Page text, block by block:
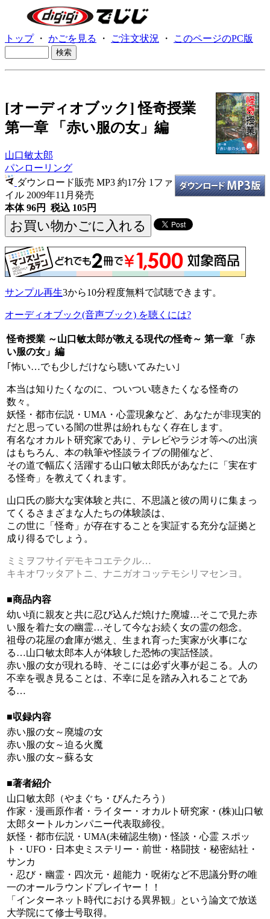
トップ・ かごを見る ・ ご注文状況 ・ このページのPC版
[オーディオブック] 怪奇授業
第一章 「赤い服の女」編
山口敏太郎
パンローリング
ダウンロード販売 MP3 約17分 1ファ
イル 2009年11月発売
本体 96円 税込 105円
サンプル再生3から10分程度無料で試聴できます。
オーディオブック(音声ブック) を聴くには?
怪奇授業 ～山口敏太郎が教える現代の怪奇～ 第一章 「赤
い服の女」編
｢怖い…でも少しだけなら聴いてみたい｣
本当は知りたくなのに、ついつい聴きたくなる怪奇の
数々。
妖怪・都市伝説・UMA・心霊現象など、あなたが非現実的
だと思っている闇の世界は紛れもなく存在します。
有名なオカルト研究家であり、テレビやラジオ等への出演
はもちろん、本の執筆や怪談ライブの開催など、
その道で幅広く活躍する山口敏太郎氏があなたに「実在す
る怪奇」を教えてくれます。
山口氏の膨大な実体験と共に、不思議と彼の周りに集まっ
てくるさまざまな人たちの体験談は、
この世に「怪奇」が存在することを実証する充分な証拠と
成り得るでしょう。
ミミヲフサイデモキコエテクル…
キキオワッタアトニ、ナニガオコッテモシリマセンヨ。
■商品内容
幼い頃に親友と共に忍び込んだ焼けた廃墟…そこで見た赤
い服を着た女の幽霊…そして今なお続く女の霊の怨念。
祖母の花屋の倉庫が燃え、生まれ育った実家が火事にな
る…山口敏太郎本人が体験した恐怖の実話怪談。
赤い服の女が現れる時、そこには必ず火事が起こる。人の
不幸を覗き見ることは、不幸に足を踏み入れることであ
る…
■収録内容
赤い服の女～廃墟の女
赤い服の女～迫る火魔
赤い服の女～蘇る女
■著者紹介
山口敏太郎（やまぐち・びんたろう）
作家・漫画原作者・ライター・オカルト研究家・(株)山口敏
太郎タートルカンパニー代表取締役。
妖怪・都市伝説・UMA(未確認生物)・怪談・心霊 スポッ
ト・UFO・日本史ミステリー・前世・格闘技・秘密結社・
サンカ
・忍び・幽霊・四次元・超能力・呪術など不思議分野の唯
一のオールラウンドプレイヤー！！
「インターネット時代における異界観」という論文で放送
大学院にて修士号取得。